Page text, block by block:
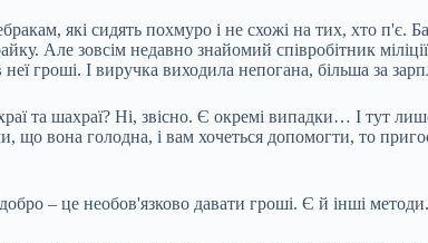
які сидять похмуро і не схожі на тих, хто п'є.
Але зовсім недавно знайомий співробітник
гроші. І виручка виходила непогана, більша за
та шахраї? Ні, звісно. Є окремі випадки… І тут
що вона голодна, і вам хочеться допомогти, то
– це необов'язково давати гроші. Є й інші